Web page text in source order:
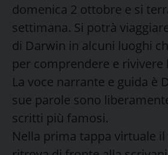
domenica 2 ottobre e si
settimana. Si potrà
di Darwin in alcuni luoghi
per comprendere e rivivere
La voce narrante e guida è
sue parole sono
scritti più famosi.
Nella prima tappa virtuale